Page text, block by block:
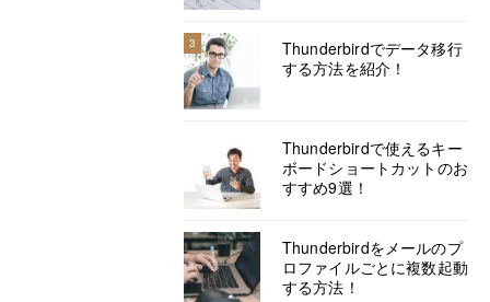
3
Thunderbirdでデータ移行
する方法を紹介！
Thunderbirdで使えるキー
ボードショートカットのお
すすめ9選！
Thunderbirdをメールのプ
ロファイルごとに複数起動
する方法！